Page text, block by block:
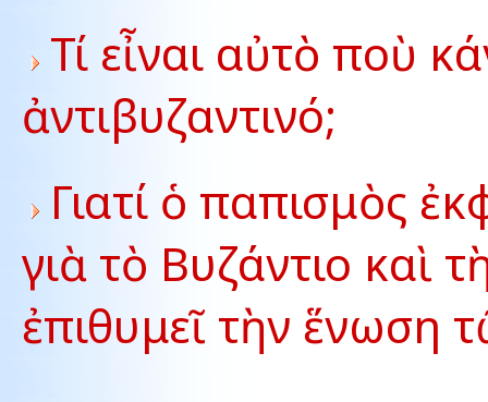
Τί εἶναι αὐτὸ ποὺ
ἀντιβυζαντινό;
Γιατί ὁ παπισμὸς
γιὰ τὸ Βυζάντιο καὶ
ἐπιθυμεῖ τὴν ἕνωση